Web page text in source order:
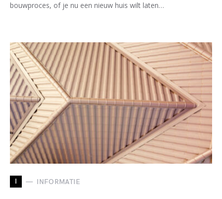
bouwproces, of je nu een nieuw huis wilt laten…
I INFORMATIE